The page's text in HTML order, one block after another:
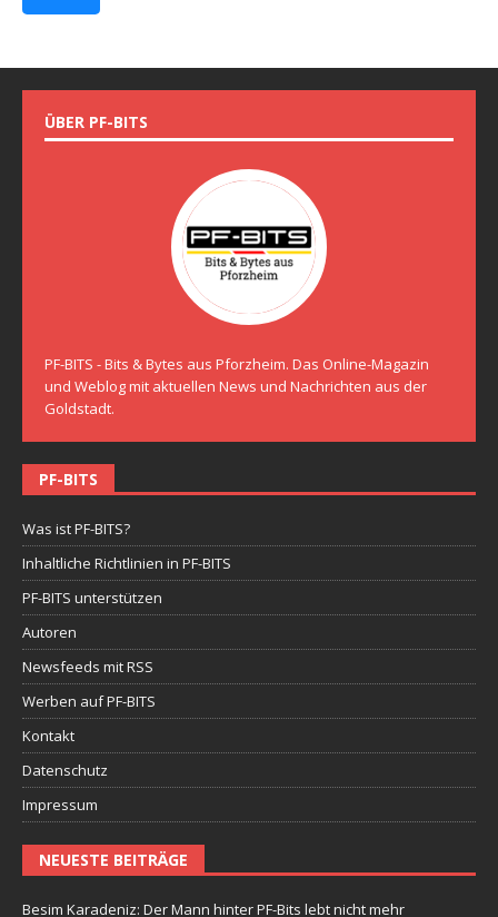
ÜBER PF-BITS
PF-BITS - Bits & Bytes aus Pforzheim. Das Online-Magazin
und Weblog mit aktuellen News und Nachrichten aus der
Goldstadt.
PF-BITS
Was ist PF-BITS?
Inhaltliche Richtlinien in PF-BITS
PF-BITS unterstützen
Autoren
Newsfeeds mit RSS
Werben auf PF-BITS
Kontakt
Datenschutz
Impressum
NEUESTE BEITRÄGE
Besim Karadeniz: Der Mann hinter PF-Bits lebt nicht mehr